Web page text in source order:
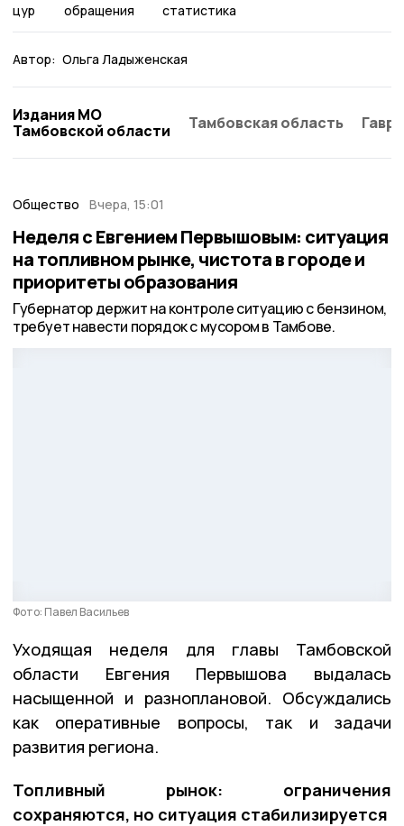
цур обращения статистика
Автор: Ольга Ладыженская
Издания МО
Тамбовской области
Тамбовская область
Общество Вчера, 15:01
Неделя с Евгением Первышовым: ситуация
на топливном рынке, чистота в городе и
приоритеты образования
Губернатор держит на контроле ситуацию с бензином,
требует навести порядок с мусором в Тамбове.
Фото: Павел Васильев
Уходящая неделя для главы Тамбовской
области Евгения Первышова выдалась
насыщенной и разноплановой. Обсуждались
как оперативные вопросы, так и задачи
развития региона.
Топливный рынок: ограничения
сохраняются, но ситуация стабилизируется